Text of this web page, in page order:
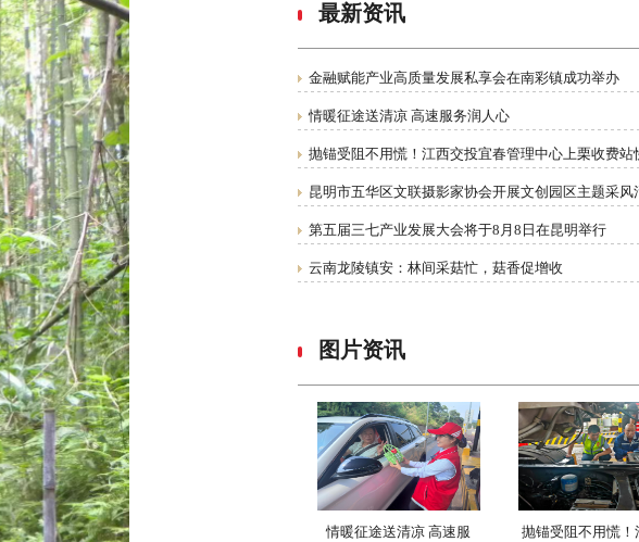
最新资讯
金融赋能产业高质量发展私享会在南彩镇成功举办
情暖征途送清凉 高速服务润人心
抛锚受阻不用慌！江西交投宜春管理中心上栗收费站
昆明市五华区文联摄影家协会开展文创园区主题采风
第五届三七产业发展大会将于8月8日在昆明举行
云南龙陵镇安：林间采菇忙，菇香促增收
图片资讯
情暖征途送清凉 高速服 抛锚受阻不用慌！